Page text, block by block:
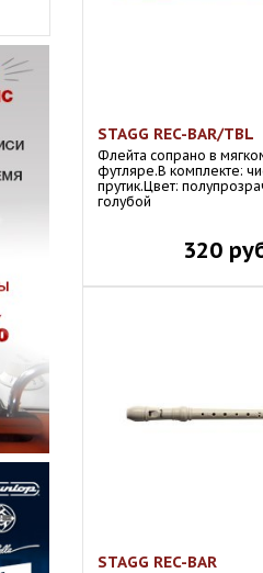
STAGG REC-BAR/TBL
Флейта сопрано в
футляре.В комплекте:
прутик.Цвет:
голубой
320
STAGG REC-BAR